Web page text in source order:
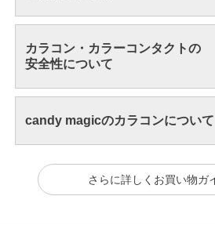
カラコン・カラーコンタクトの
安全性について
candy magicのカラコンについて
さらに詳しくお買い物ガ